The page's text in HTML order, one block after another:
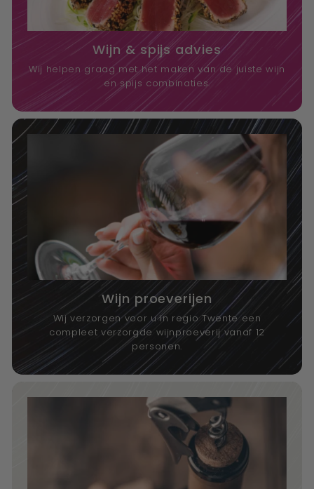
Wijn & spijs advies
Wij helpen graag met het maken van de juiste wijn
en spijs combinaties.
Wijn proeverijen
Wij verzorgen voor u in regio Twente een
compleet verzorgde wijnproeverij vanaf 12
personen.